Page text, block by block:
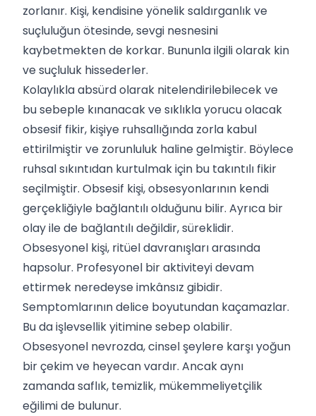
zorlanır. Kişi, kendisine yönelik saldırganlık ve
suçluluğun ötesinde, sevgi nesnesini
kaybetmekten de korkar. Bununla ilgili olarak kin
ve suçluluk hissederler.
Kolaylıkla absürd olarak nitelendirilebilecek ve
bu sebeple kınanacak ve sıklıkla yorucu olacak
obsesif fikir, kişiye ruhsallığında zorla kabul
ettirilmiştir ve zorunluluk haline gelmiştir. Böylece
ruhsal sıkıntıdan kurtulmak için bu takıntılı fikir
seçilmiştir. Obsesif kişi, obsesyonlarının kendi
gerçekliğiyle bağlantılı olduğunu bilir. Ayrıca bir
olay ile de bağlantılı değildir, süreklidir.
Obsesyonel kişi, ritüel davranışları arasında
hapsolur. Profesyonel bir aktiviteyi devam
ettirmek neredeyse imkânsız gibidir.
Semptomlarının delice boyutundan kaçamazlar.
Bu da işlevsellik yitimine sebep olabilir.
Obsesyonel nevrozda, cinsel şeylere karşı yoğun
bir çekim ve heyecan vardır. Ancak aynı
zamanda saflık, temizlik, mükemmeliyetçilik
eğilimi de bulunur.